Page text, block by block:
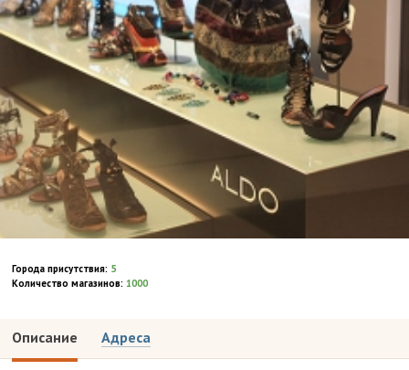
Города присутствия: 5
Количество магазинов: 1000
Описание Адреса